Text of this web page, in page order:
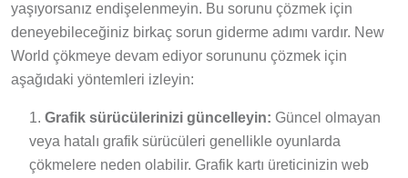
yaşıyorsanız endişelenmeyin. Bu sorunu çözmek için
deneyebileceğiniz birkaç sorun giderme adımı vardır. New
World çökmeye devam ediyor sorununu çözmek için
aşağıdaki yöntemleri izleyin:
Grafik sürücülerinizi güncelleyin: Güncel olmayan
veya hatalı grafik sürücüleri genellikle oyunlarda
çökmelere neden olabilir. Grafik kartı üreticinizin web